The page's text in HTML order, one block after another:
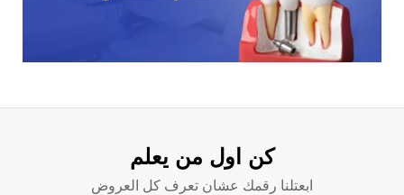
كن اول من يعلم
ابعتلنا رقمك عشان تعرف كل العروض